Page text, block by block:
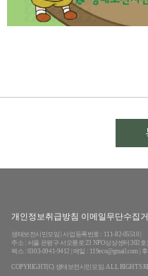
개인정보취급방침 이메일무단수집
생태보전시민모임 | 사업등록번호 : 111-82-05510 |
주소 : 서울 은평구 서오릉로 23 NPO상상센터 302호
팩스 : 0303-0941-9412 | 메일 : 119eco@gmail.com |
COPYRIGHT(C) 생태보전시민모임. ALL RIGHTS